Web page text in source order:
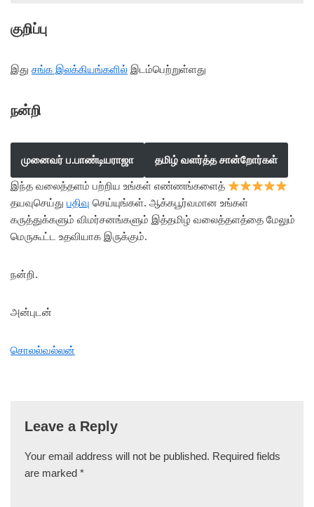
குறிப்பு
இது சங்க இலக்கியங்களில் இடம்பெற்றுள்ளது
நன்றி
முனைவர் ப.பாண்டியராஜா தமிழ் வளர்த்த சான்றோர்கள்
இந்த வலைத்தளம் பற்றிய உங்கள் எண்ணங்களைத்
தயவுசெய்து பதிவு செய்யுங்கள். ஆக்கபூர்வமான உங்கள்
கருத்துக்களும் விமர்சனங்களும் இத்தமிழ் வலைத்தளத்தை மேலும்
மெருகூட்ட உதவியாக இருக்கும்.
நன்றி.
அன்புடன்
சொலல்வல்லன்
Leave a Reply
Your email address will not be published. Required fields
are marked *